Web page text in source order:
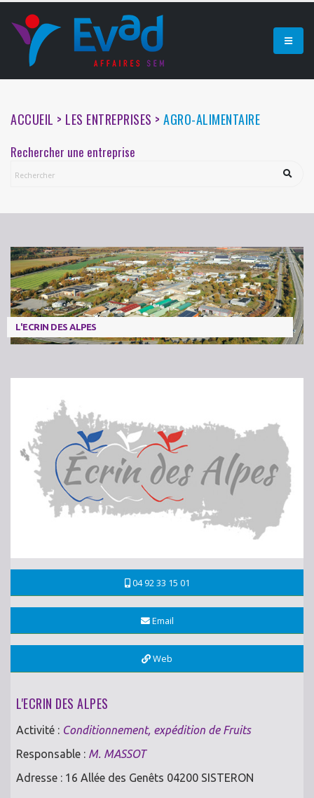
ACCUEIL > LES ENTREPRISES > AGRO-ALIMENTAIRE
Rechercher une entreprise
L'ECRIN DES ALPES
04 92 33 15 01
Email
Web
L'ECRIN DES ALPES
Activité : Conditionnement, expédition de Fruits
Responsable : M. MASSOT
Adresse : 16 Allée des Genêts 04200 SISTERON